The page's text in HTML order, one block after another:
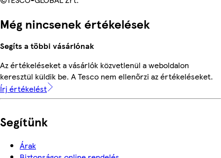
Még nincsenek értékelések
Segíts a többi vásárlónak
Az értékeléseket a vásárlók közvetlenül a weboldalon
keresztül küldik be. A Tesco nem ellenőrzi az értékeléseket.
Írj értékelést
Segítünk
Árak